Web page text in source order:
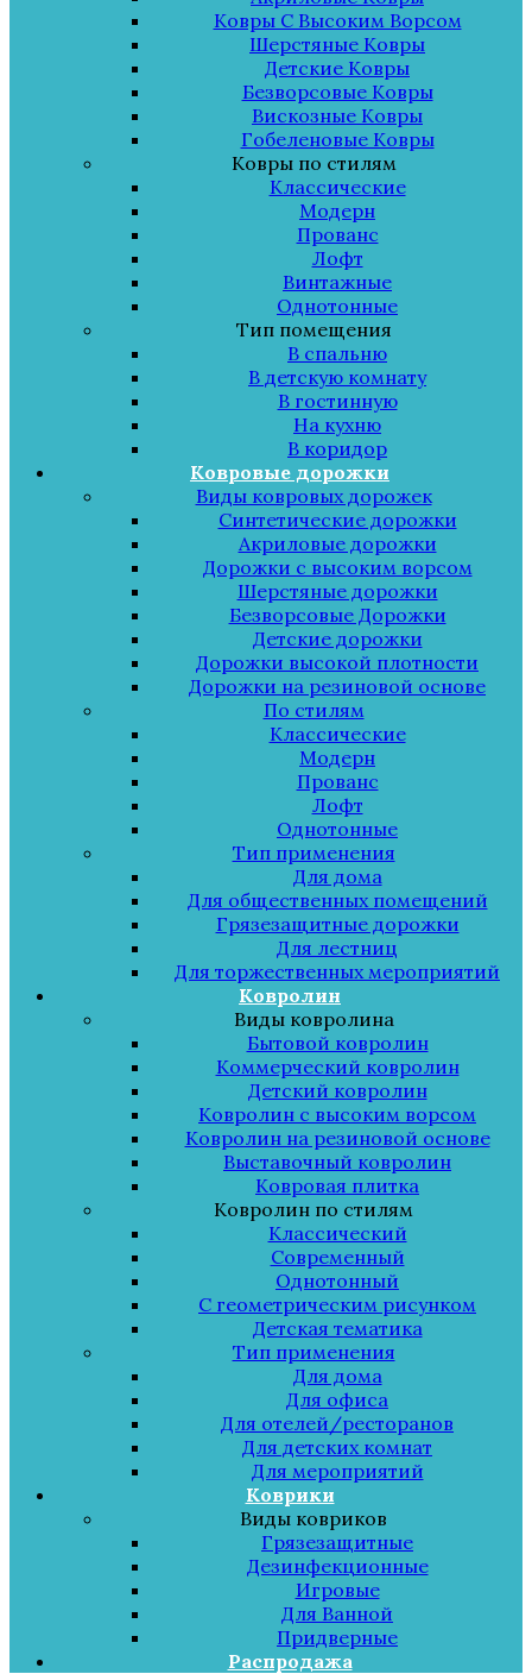
Ковры С Высоким Ворсом
Шерстяные Ковры
Детские Ковры
Безворсовые Ковры
Вискозные Ковры
Гобеленовые Ковры
Ковры по стилям
Классические
Модерн
Прованс
Лофт
Винтажные
Однотонные
Тип помещения
В спальню
В детскую комнату
В гостинную
На кухню
В коридор
Ковровые дорожки
Виды ковровых дорожек
Синтетические дорожки
Акриловые дорожки
Дорожки с высоким ворсом
Шерстяные дорожки
Безворсовые Дорожки
Детские дорожки
Дорожки высокой плотности
Дорожки на резиновой основе
По стилям
Классические
Модерн
Прованс
Лофт
Однотонные
Тип применения
Для дома
Для общественных помещений
Грязезащитные дорожки
Для лестниц
Для торжественных мероприятий
Ковролин
Виды ковролина
Бытовой ковролин
Коммерческий ковролин
Детский ковролин
Ковролин с высоким ворсом
Ковролин на резиновой основе
Выставочный ковролин
Ковровая плитка
Ковролин по стилям
Классический
Современный
Однотонный
С геометрическим рисунком
Детская тематика
Тип применения
Для дома
Для офиса
Для отелей/ресторанов
Для детских комнат
Для мероприятий
Коврики
Виды ковриков
Грязезащитные
Дезинфекционные
Игровые
Для Ванной
Придверные
Распродажа